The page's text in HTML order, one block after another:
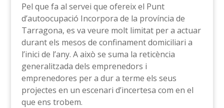
Pel que fa al servei que ofereix el Punt
d’autoocupació Incorpora de la província de
Tarragona, es va veure molt limitat per a actuar
durant els mesos de confinament domiciliari a
l’inici de l’any. A això se suma la reticència
generalitzada dels emprenedors i
emprenedores per a dur a terme els seus
projectes en un escenari d’incertesa com en el
que ens trobem.